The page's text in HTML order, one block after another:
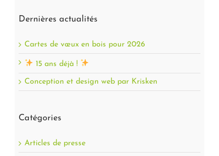
Dernières actualités
Cartes de vœux en bois pour 2026
15 ans déjà !
Conception et design web par Krisken
Catégories
Articles de presse